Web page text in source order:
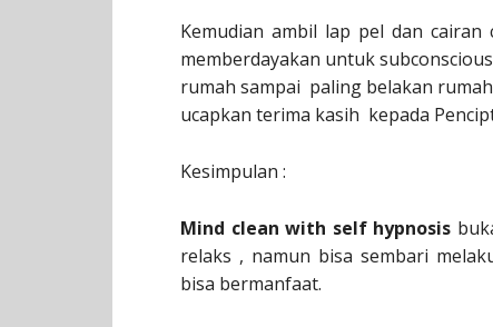
Kemudian ambil lap pel dan
memberdayakan untuk
rumah sampai paling belakan
ucapkan terima kasih kepada
Kesimpulan :
Mind clean with self hypnosis
relaks , namun bisa sembari
bisa bermanfaat.